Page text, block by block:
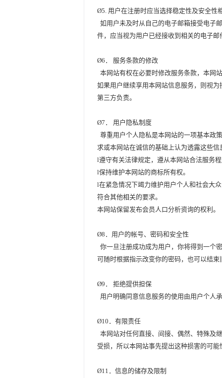
Ø5. 用户在注册时应当选择稳定性及安全性
如用户未及时从自己的电子邮箱接受电子
件，应当视为用户已经接收到相关的电子
Ø6 ．
服务条款的修改
本网站有权在必要时修改服务条款，本网
如果用户继续享用本网站信息服务，则视
第三方负责。
Ø7 ．
用户隐私制度
尊重用户个人隐私是本网站的一项基本政
求或本网站在诚信的基础上认为透露这些
l遵守有关法律规定，遵从本网站合法服务
l保持维护本网站的商标所有权。
l在紧急情况下竭力维护用户个人和社会大
符合其他相关的要求。
本网站保留发布会员人口分析资询的权利。
Ø8 ．用户的帐号、密码和安全性
你一旦注册成功成为用户，你将得到一个
可随时根据指示改变你的密码，也可以结
Ø9 ．
拒绝提供担保
用户明确同意信息服务的使用由用户个人
Ø10 ．有限责任
本网站对任何直接、间接、偶然、特殊及
受损，所以本网站事先提出这种损害的可
Ø11 ．信息的储存及限制